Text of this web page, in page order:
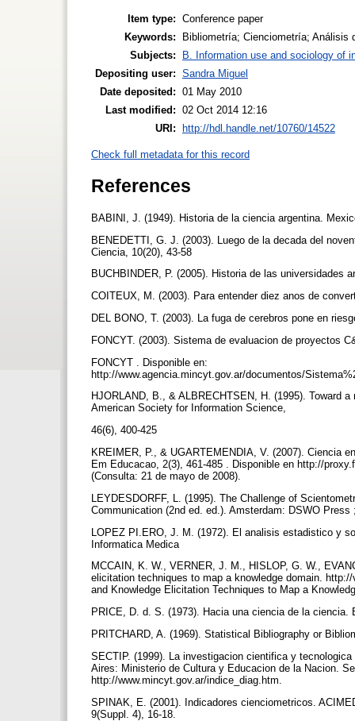
Item type: Conference paper
Keywords:
Bibliometría; Cienciometría; Análisis
Subjects:
B. Information use and sociology of
Depositing user: Sandra Miguel
Date deposited: 01 May 2010
Last modified: 02 Oct 2014 12:16
URI:
http://hdl.handle.net/10760/14522
Check full metadata for this record
References
BABINI, J. (1949). Historia de la ciencia argentina.
BENEDETTI, G. J. (2003). Luego de la decada del
Ciencia, 10(20), 43-58
BUCHBINDER, P. (2005). Historia de las universidades
COITEUX, M. (2003). Para entender diez anos de
DEL BONO, T. (2003). La fuga de cerebros pone en
FONCYT. (2003). Sistema de evaluacion de proyectos
FONCYT . Disponible en:
http://www.agencia.mincyt.gov.ar/documentos/
HJORLAND, B., & ALBRECHTSEN, H. (1995). Toward
American Society for Information Science,
46(6), 400-425
KREIMER, P., & UGARTEMENDIA, V. (2007). Ciencia
Em Educacao, 2(3), 461-485 . Disponible en http://
(Consulta: 21 de mayo de 2008).
LEYDESDORFF, L. (1995). The Challenge of
Communication (2nd ed. ed.). Amsterdam: DSWO
LOPEZ PI.ERO, J. M. (1972). El analisis estadistico y
Informatica Medica
MCCAIN, K. W., VERNER, J. M., HISLOP, G. W.,
elicitation techniques to map a knowledge domain.
and Knowledge Elicitation Techniques to Map a
PRICE, D. d. S. (1973). Hacia una ciencia de la ciencia.
PRITCHARD, A. (1969). Statistical Bibliography or
SECTIP. (1999). La investigacion cientifica y
Aires: Ministerio de Cultura y Educacion de la Nacion.
http://www.mincyt.gov.ar/indice_diag.htm.
SPINAK, E. (2001). Indicadores cienciometricos.
9(Suppl. 4), 16-18.